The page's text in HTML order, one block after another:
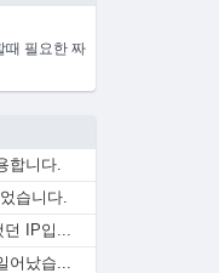
때 필요한 짜
합니다.
습니다.
IP입...
났습...